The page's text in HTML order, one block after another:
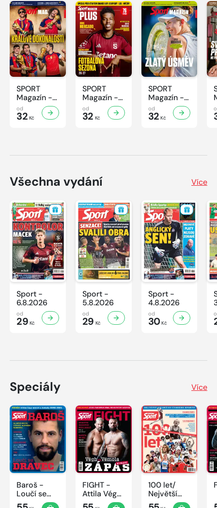
SPORT
Magazín -
31/2026
od
32 Kč
SPORT
Magazín -
30/2026
od
32 Kč
SPORT
Magazín -
29/2026
od
32 Kč
Všechna vydání Více
Sport -
6.8.2026
od
29 Kč
Sport -
5.8.2026
od
29 Kč
Sport -
4.8.2026
od
30Kč
Speciály Více
Baroš -
Loučí se
dravec
FIGHT -
Attila Végh
vs. Karlos
100 let/
Největší
okamžiky